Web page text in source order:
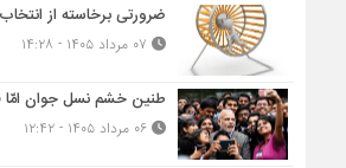
ضرورتی برخاسته از انتخاب
طنین خشم نسل جوان امّا
۰۶ مرداد ۱۴۰۵ - ۱۲:۴۲